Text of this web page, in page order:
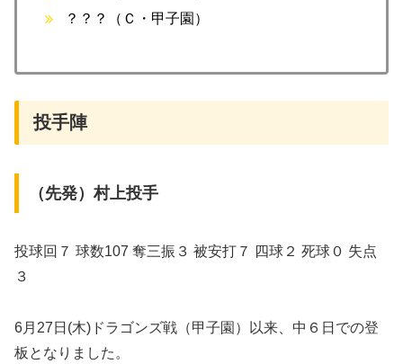
？？？（Ｃ・甲子園）
投手陣
（先発）村上投手
投球回７ 球数107 奪三振３ 被安打７ 四球２ 死球０ 失点
３
6月27日(木)ドラゴンズ戦（甲子園）以来、中６日での登
板となりました。